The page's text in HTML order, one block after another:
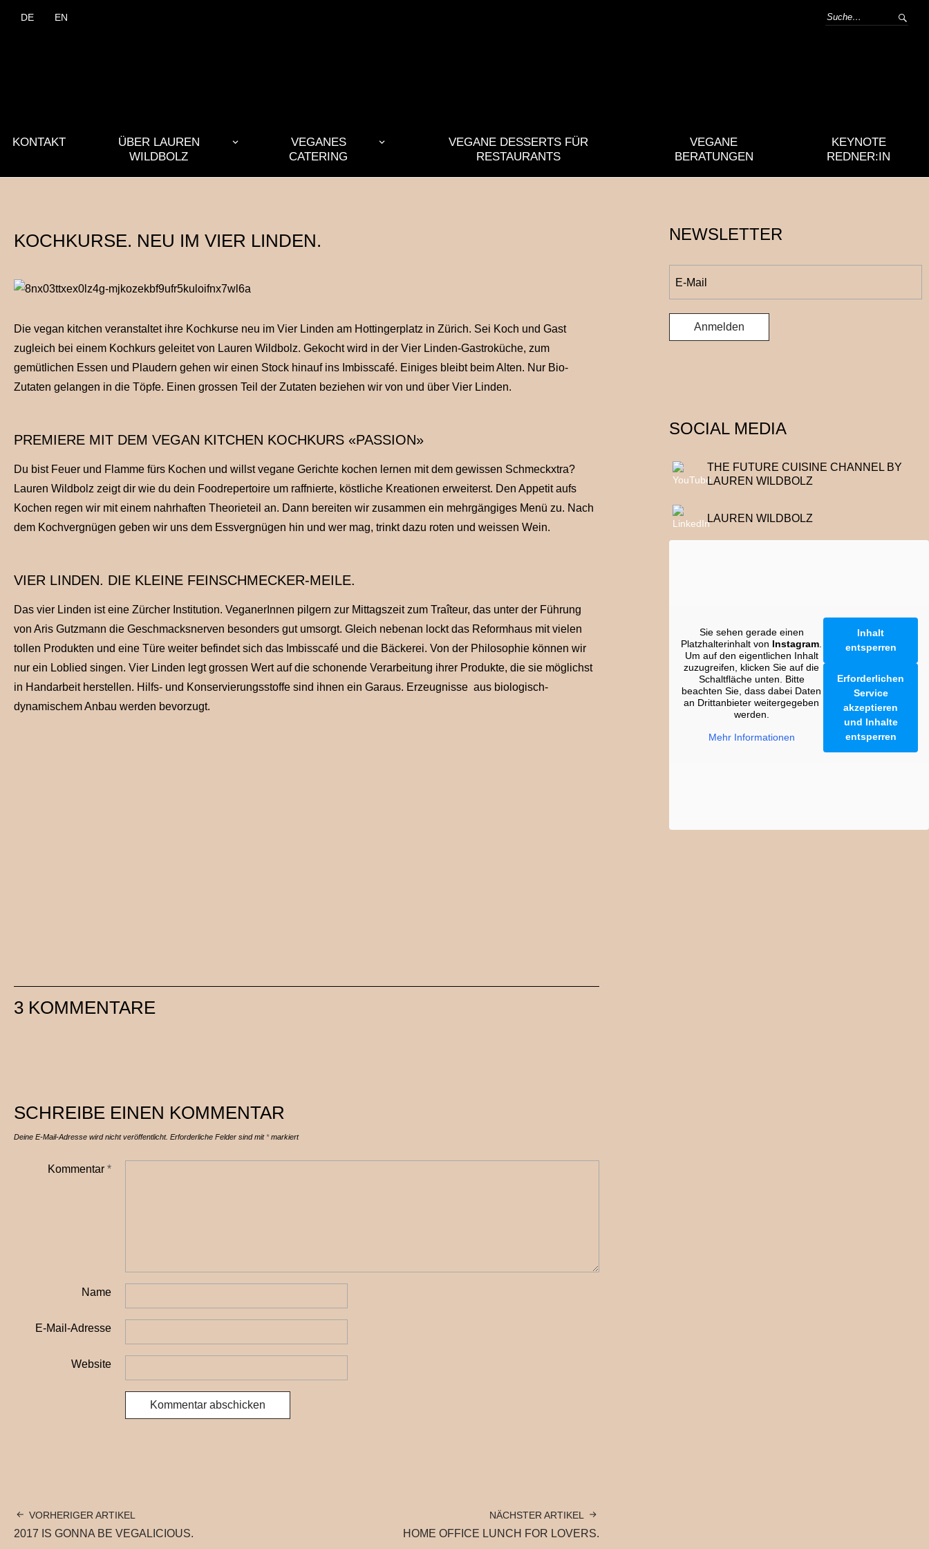
DE EN
KONTAKT
ÜBER LAUREN
WILDBOLZ
VEGANES
CATERING
VEGANE DESSERTS FÜR
RESTAURANTS
VEGANE
BERATUNGEN
KEYNOTE
REDNER:IN
KOCHKURSE. NEU IM VIER LINDEN.
Die vegan kitchen veranstaltet ihre Kochkurse neu im Vier Linden am Hottingerplatz in Zürich. Sei Koch und Gast
zugleich bei einem Kochkurs geleitet von Lauren Wildbolz. Gekocht wird in der Vier Linden-Gastroküche, zum
gemütlichen Essen und Plaudern gehen wir einen Stock hinauf ins Imbisscafé. Einiges bleibt beim Alten. Nur Bio-
Zutaten gelangen in die Töpfe. Einen grossen Teil der Zutaten beziehen wir von und über Vier Linden.
PREMIERE MIT DEM VEGAN KITCHEN KOCHKURS «PASSION»
Du bist Feuer und Flamme fürs Kochen und willst vegane Gerichte kochen lernen mit dem gewissen Schmeckxtra?
Lauren Wildbolz zeigt dir wie du dein Foodrepertoire um raffnierte, köstliche Kreationen erweiterst. Den Appetit aufs
Kochen regen wir mit einem nahrhaften Theorieteil an. Dann bereiten wir zusammen ein mehrgängiges Menü zu. Nach
dem Kochvergnügen geben wir uns dem Essvergnügen hin und wer mag, trinkt dazu roten und weissen Wein.
VIER LINDEN. DIE KLEINE FEINSCHMECKER-MEILE.
Das vier Linden ist eine Zürcher Institution. VeganerInnen pilgern zur Mittagszeit zum Traîteur, das unter der Führung
von Aris Gutzmann die Geschmacksnerven besonders gut umsorgt. Gleich nebenan lockt das Reformhaus mit vielen
tollen Produkten und eine Türe weiter befindet sich das Imbisscafé und die Bäckerei. Von der Philosophie können wir
nur ein Loblied singen. Vier Linden legt grossen Wert auf die schonende Verarbeitung ihrer Produkte, die sie möglichst
in Handarbeit herstellen. Hilfs- und Konservierungsstoffe sind ihnen ein Garaus. Erzeugnisse aus biologisch-
dynamischem Anbau werden bevorzugt.
3 KOMMENTARE
SCHREIBE EINEN KOMMENTAR
Deine E-Mail-Adresse wird nicht veröffentlicht. Erforderliche Felder sind mit*markiert
Kommentar *
Name
E-Mail-Adresse
Website
VORHERIGER ARTIKEL
2017 IS GONNA BE VEGALICIOUS.
NÄCHSTER ARTIKEL
HOME OFFICE LUNCH FOR LOVERS.
NEWSLETTER
SOCIAL MEDIA
THE FUTURE CUISINE CHANNEL BY
LAUREN WILDBOLZ
LAUREN WILDBOLZ
Sie sehen gerade einen
Platzhalterinhalt von Instagram
Um auf den eigentlichen Inhalt
zuzugreifen, klicken Sie auf die
Schaltfläche unten. Bitte
beachten Sie, dass dabei Daten
an Drittanbieter weitergegeben
werden.
Mehr Informationen
Inhalt
entsperren
Erforderlichen
Service
akzeptieren
und Inhalte
entsperren